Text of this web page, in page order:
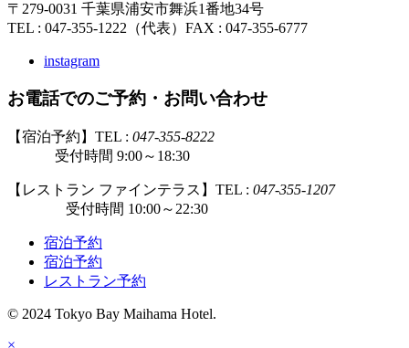
〒279-0031 千葉県浦安市舞浜1番地34号
TEL : 047-355-1222（代表） FAX : 047-355-6777
instagram
お電話でのご予約・お問い合わせ
【宿泊予約】TEL : 047-355-8222
受付時間 9:00～18:30
【レストラン ファインテラス】TEL : 047-355-1207
受付時間 10:00～22:30
宿泊予約
宿泊予約
レストラン予約
© 2024 Tokyo Bay Maihama Hotel.
×